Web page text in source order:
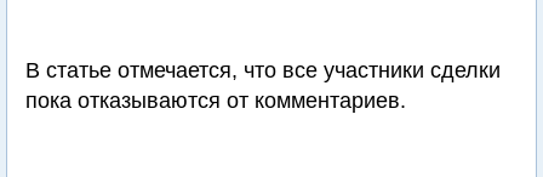
В статье отмечается, что все участники сделки
пока отказываются от комментариев.